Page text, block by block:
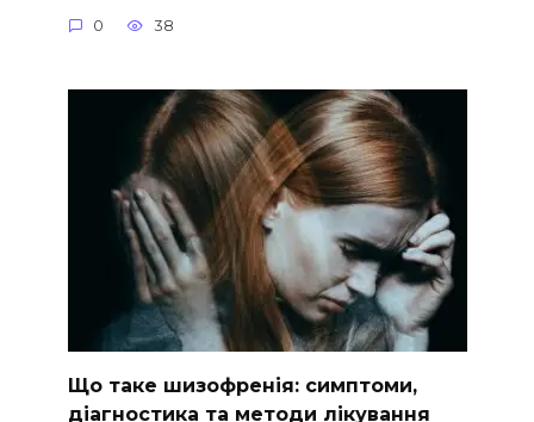
0 38
Що таке шизофренія: симптоми,
діагностика та методи лікування